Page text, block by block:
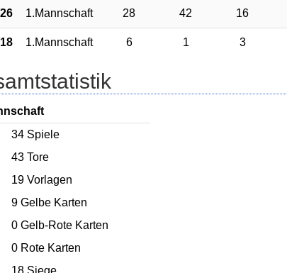
1.Mannschaft 28 42 16
1.Mannschaft 6 1 3
34 Spiele
43 Tore
19 Vorlagen
9 Gelbe Karten
0 Gelb-Rote Karten
0 Rote Karten
18 Siege